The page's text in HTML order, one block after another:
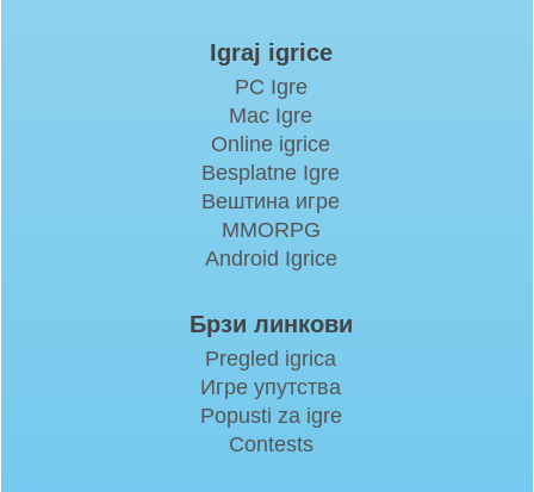
Igraj igrice
PC Igre
Mac Igre
Online igrice
Besplatne Igre
Вештина игре
MMORPG
Android Igrice
Брзи линкови
Pregled igrica
Игре упутства
Popusti za igre
Contests